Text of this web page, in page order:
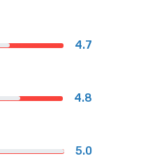
4.7
4.8
5.0